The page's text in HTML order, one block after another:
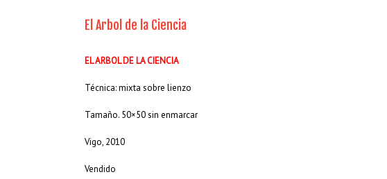
El Arbol de la Ciencia
EL ARBOL DE LA CIENCIA
Técnica: mixta sobre lienzo
Tamaño. 50×50 sin enmarcar
Vigo, 2010
Vendido